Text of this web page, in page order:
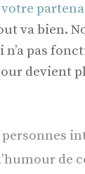
va bien.
n’a pas
devient
personnes
de